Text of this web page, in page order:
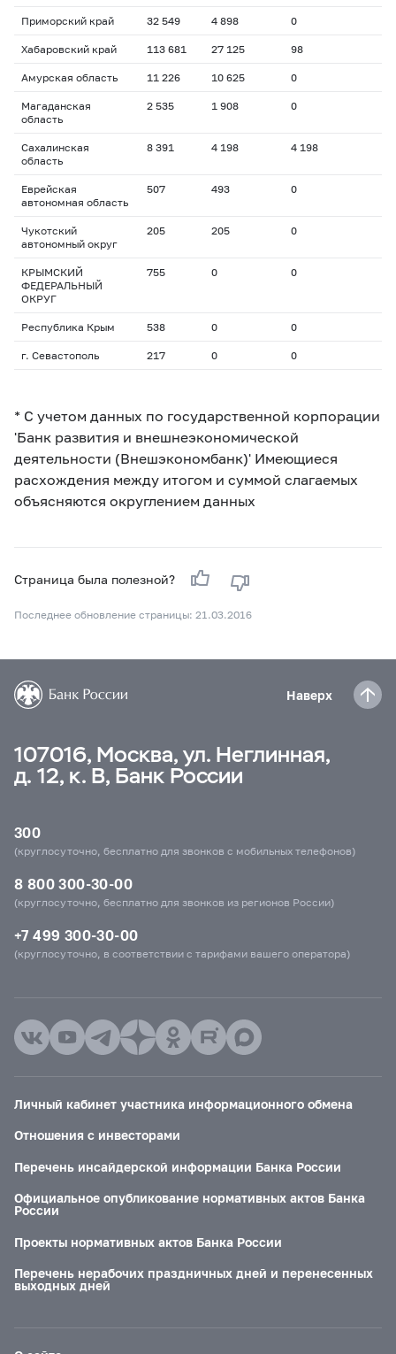
Приморский край 32 549 4 898 0
Хабаровский край 113 681 27 125 98
Амурская область 11 226 10 625 0
Магаданская
область
2 535 1 908 0
Сахалинская
область
8 391 4 198 4 198
Еврейская
автономная область
507 493 0
Чукотский
автономный округ
205 205 0
КРЫМСКИЙ
ФЕДЕРАЛЬНЫЙ
ОКРУГ
755 0 0
Республика Крым 538 0 0
г. Севастополь 217 0 0
* С учетом данных по государственной корпорации
'Банк развития и внешнеэкономической
деятельности (Внешэкономбанк)' Имеющиеся
расхождения между итогом и суммой слагаемых
объясняются округлением данных
Страница была полезной?
Последнее обновление страницы: 21.03.2016
Наверх
107016, Москва, ул. Неглинная,
д. 12, к. В, Банк России
300
(круглосуточно, бесплатно для звонков с мобильных телефонов)
8 800 300-30-00
(круглосуточно, бесплатно для звонков из регионов России)
+7 499 300-30-00
(круглосуточно, в соответствии с тарифами вашего оператора)
Личный кабинет участника информационного обмена
Отношения с инвесторами
Перечень инсайдерской информации Банка России
Официальное опубликование нормативных актов Банка
России
Проекты нормативных актов Банка России
Перечень нерабочих праздничных дней и перенесенных
выходных дней